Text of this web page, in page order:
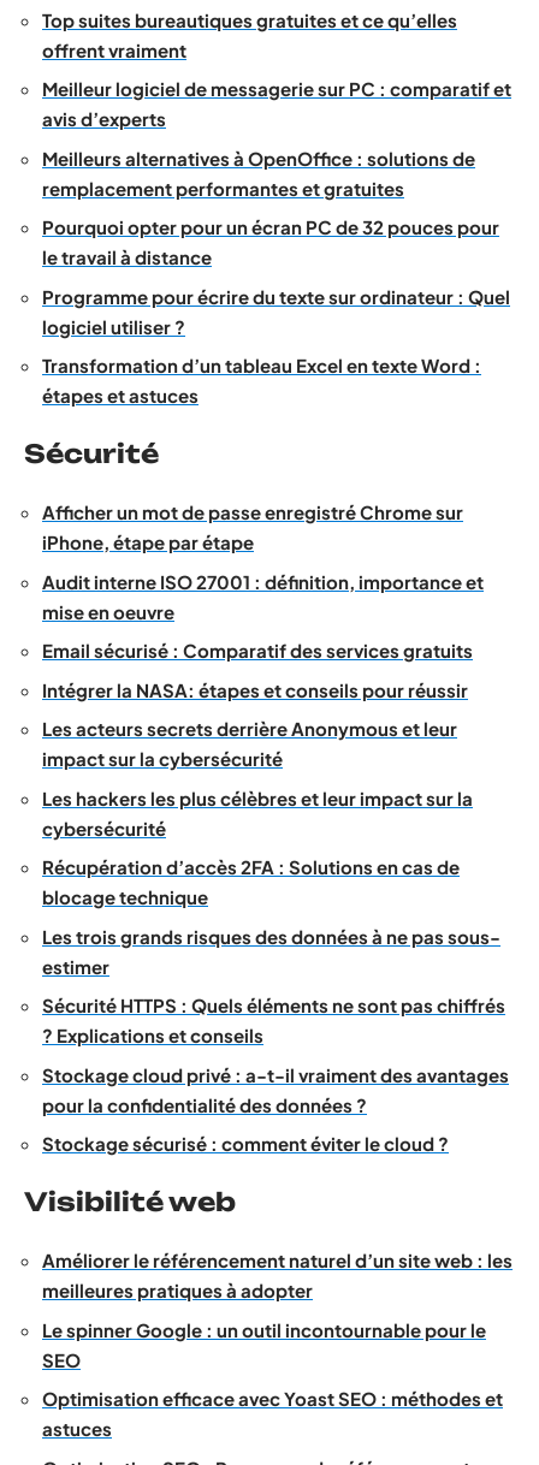
Top suites bureautiques gratuites et ce qu’elles
offrent vraiment
Meilleur logiciel de messagerie sur PC : comparatif et
avis d’experts
Meilleurs alternatives à OpenOffice : solutions de
remplacement performantes et gratuites
Pourquoi opter pour un écran PC de 32 pouces pour
le travail à distance
Programme pour écrire du texte sur ordinateur : Quel
logiciel utiliser ?
Transformation d’un tableau Excel en texte Word :
étapes et astuces
Sécurité
Afficher un mot de passe enregistré Chrome sur
iPhone, étape par étape
Audit interne ISO 27001 : définition, importance et
mise en oeuvre
Email sécurisé : Comparatif des services gratuits
Intégrer la NASA: étapes et conseils pour réussir
Les acteurs secrets derrière Anonymous et leur
impact sur la cybersécurité
Les hackers les plus célèbres et leur impact sur la
cybersécurité
Récupération d’accès 2FA : Solutions en cas de
blocage technique
Les trois grands risques des données à ne pas sous-
estimer
Sécurité HTTPS : Quels éléments ne sont pas chiffrés
? Explications et conseils
Stockage cloud privé : a-t-il vraiment des avantages
pour la confidentialité des données ?
Stockage sécurisé : comment éviter le cloud ?
Visibilité web
Améliorer le référencement naturel d’un site web : les
meilleures pratiques à adopter
Le spinner Google : un outil incontournable pour le
SEO
Optimisation efficace avec Yoast SEO : méthodes et
astuces